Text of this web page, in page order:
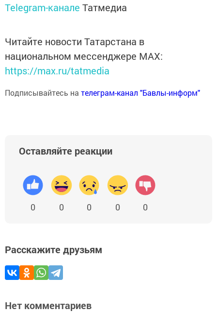
Telegram-канале Татмедиа
Читайте новости Татарстана в
национальном мессенджере MАХ:
https://max.ru/tatmedia
Подписывайтесь на телеграм-канал "Бавлы-информ"
Оставляйте реакции
0 0 0 0 0
Расскажите друзьям
Нет комментариев